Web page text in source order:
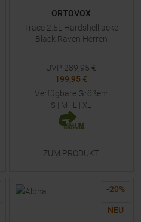
ORTOVOX
Trace 2.5L Hardshelljacke
Black Raven Herren
UVP 289,95 €
199,95 €
Verfügbare Größen:
S | M | L | XL
ZUM PRODUKT
-20%
NEU